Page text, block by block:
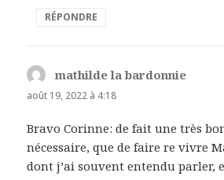
RÉPONDRE
mathilde la bardonnie
août 19, 2022 à 4:18
Bravo Corinne: de fait une très
nécessaire, que de faire re vivre
dont j’ai souvent entendu parler,